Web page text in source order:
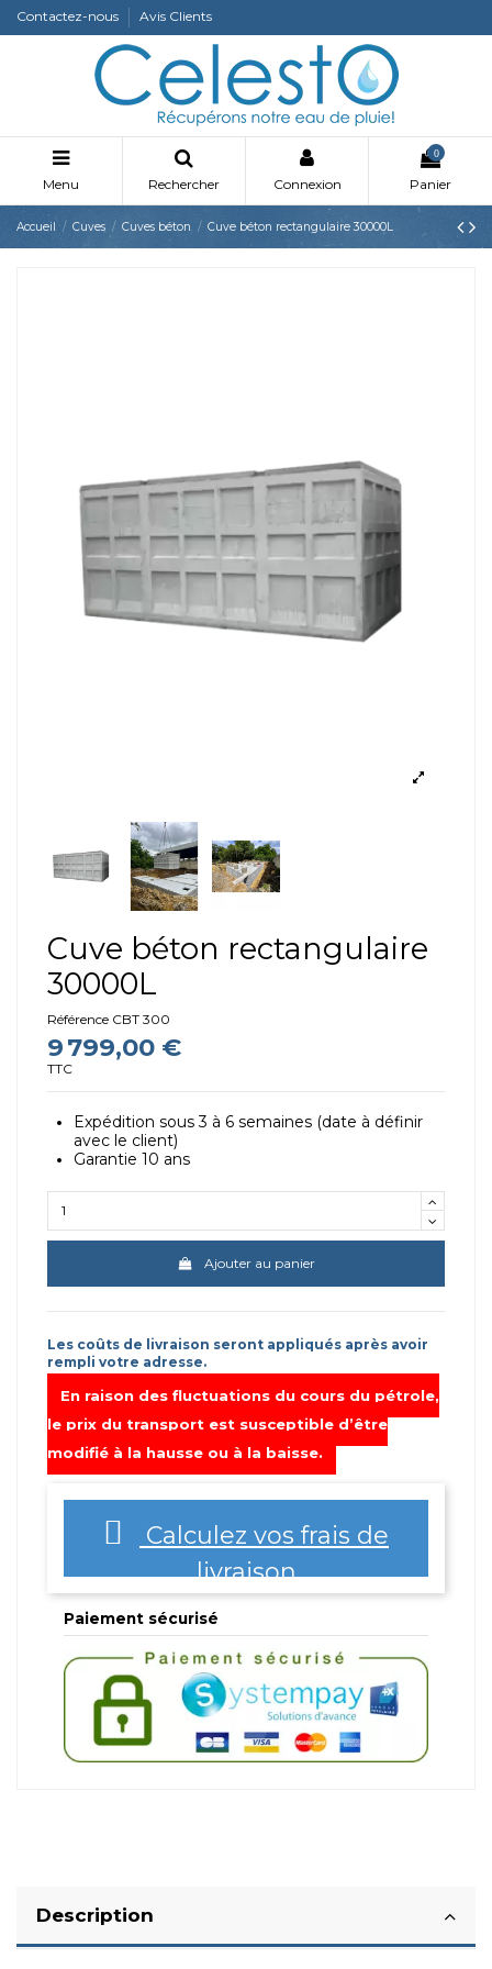
Contactez-nous Avis Clients
Menu Rechercher Connexion
0
Panier
Accueil Cuves Cuves béton Cuve béton rectangulaire 30000L
Cuve béton rectangulaire
30000L
Référence CBT 300
9 799,00 €
TTC
Expédition sous 3 à 6 semaines (date à définir
avec le client)
Garantie 10 ans
Ajouter au panier
Les coûts de livraison seront appliqués après avoir
rempli votre adresse.
En raison des fluctuations du cours du pétrole,
le prix du transport est susceptible d’être
modifié à la hausse ou à la baisse.
Calculez vos frais de
livraison
Paiement sécurisé
Description